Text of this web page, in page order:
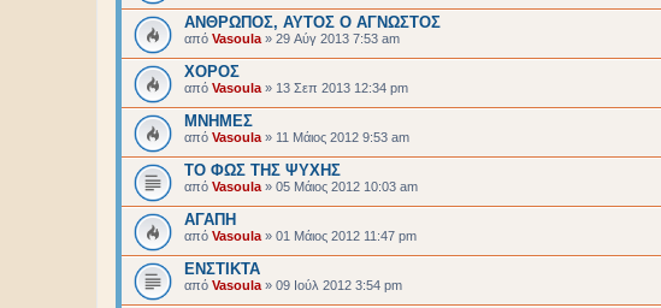
ΑΝΘΡΩΠΟΣ, ΑΥΤΟΣ Ο ΑΓΝΩΣΤΟΣ
από Vasoula » 29 Αύγ 2013 7:53 am
ΧΟΡΟΣ
από Vasoula » 13 Σεπ 2013 12:34 pm
ΜΝΗΜΕΣ
από Vasoula » 11 Μάιος 2012 9:53 am
ΤΟ ΦΩΣ ΤΗΣ ΨΥΧΗΣ
από Vasoula » 05 Μάιος 2012 10:03 am
ΑΓΑΠΗ
από Vasoula » 01 Μάιος 2012 11:47 pm
ΕΝΣΤΙΚΤΑ
από Vasoula » 09 Ιούλ 2012 3:54 pm